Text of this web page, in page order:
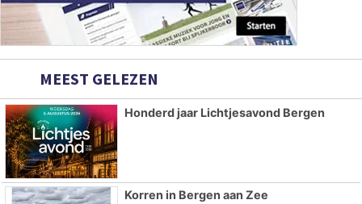
MEEST GELEZEN
Honderd jaar Lichtjesavond Bergen
Korren in Bergen aan Zee